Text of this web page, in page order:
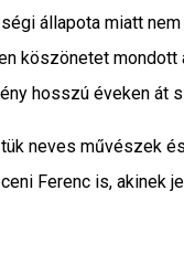
állapota miatt
köszönetet
hosszú éveken át
neves művészek
Ferenc is, akinek